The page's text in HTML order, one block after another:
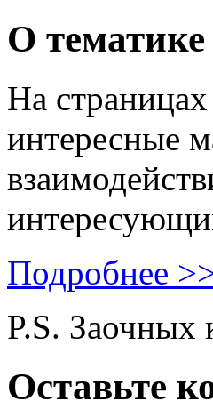
О тематике
На
интересные
Подробнее
P.S. Заочных
Оставьте